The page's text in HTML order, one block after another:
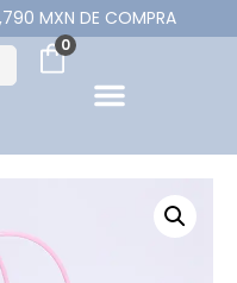
MXN DE COMPRA
0